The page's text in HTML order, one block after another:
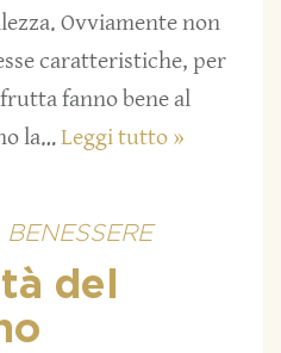
Ovviamente non
caratteristiche, per
fanno bene al
la…Leggi tutto »
BENESSERE
del